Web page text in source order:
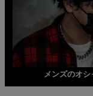
メンズのオ